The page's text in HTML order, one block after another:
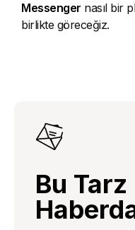
Messenger nasıl bir
birlikte göreceğiz.
Bu